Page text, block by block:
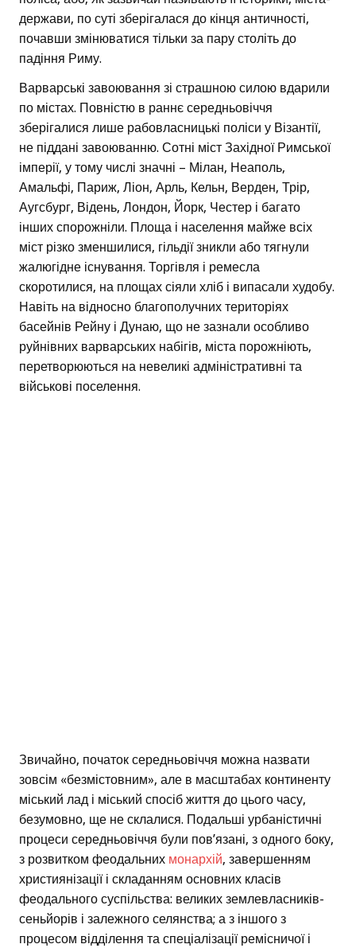
держави, по суті зберігалася до кінця античності,
почавши змінюватися тільки за пару століть до
падіння Риму.
Варварські завоювання зі страшною силою вдарили
по містах. Повністю в раннє середньовіччя
зберігалися лише рабовласницькі поліси у Візантії,
не піддані завоюванню. Сотні міст Західної Римської
імперії, у тому числі значні – Мілан, Неаполь,
Амальфі, Париж, Ліон, Арль, Кельн, Верден, Трір,
Аугсбург, Відень, Лондон, Йорк, Честер і багато
інших спорожніли. Площа і населення майже всіх
міст різко зменшилися, гільдії зникли або тягнули
жалюгідне існування. Торгівля і ремесла
скоротилися, на площах сіяли хліб і випасали худобу.
Навіть на відносно благополучних територіях
басейнів Рейну і Дунаю, що не зазнали особливо
руйнівних варварських набігів, міста порожніють,
перетворюються на невеликі адміністративні та
військові поселення.
Звичайно, початок середньовіччя можна назвати
зовсім «безмістовним», але в масштабах континенту
міський лад і міський спосіб життя до цього часу,
безумовно, ще не склалися. Подальші урбаністичні
процеси середньовіччя були пов’язані, з одного боку,
з розвитком феодальних монархій, завершенням
християнізації і складанням основних класів
феодального суспільства: великих землевласників-
сеньйорів і залежного селянства; а з іншого з
процесом відділення та спеціалізації ремісничої і